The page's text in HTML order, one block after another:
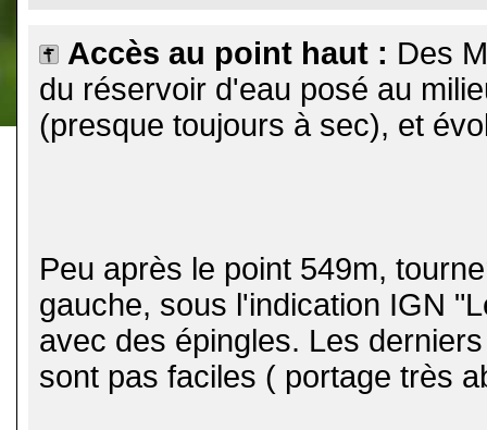
Accès au point haut : Des
du réservoir d'eau posé au
(presque toujours à sec), et
Peu après le point 549m,
gauche, sous l'indication IGN
avec des épingles. Les
sont pas faciles ( portage très